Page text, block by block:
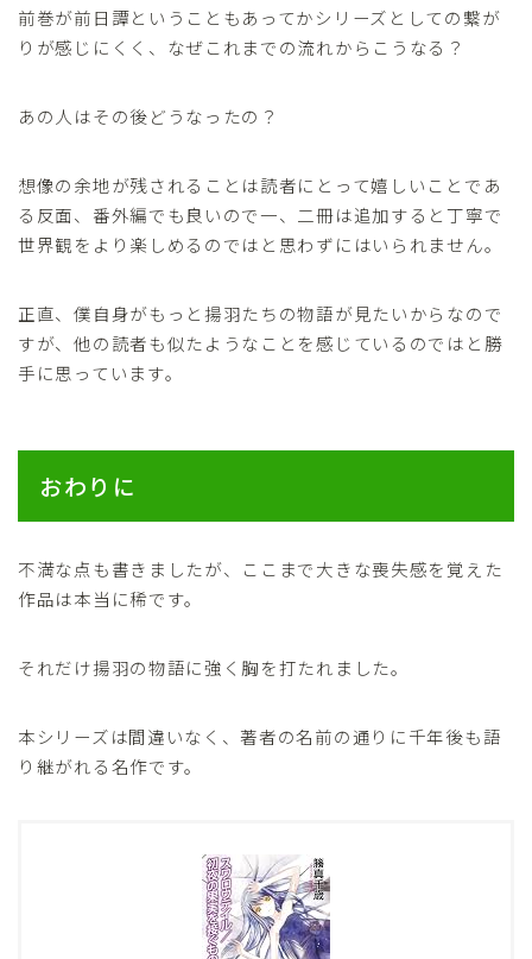
前巻が前日譚ということもあってかシリーズとしての繋が
りが感じにくく、なぜこれまでの流れからこうなる？
あの人はその後どうなったの？
想像の余地が残されることは読者にとって嬉しいことであ
る反面、番外編でも良いので一、二冊は追加すると丁寧で
世界観をより楽しめるのではと思わずにはいられません。
正直、僕自身がもっと揚羽たちの物語が見たいからなので
すが、他の読者も似たようなことを感じているのではと勝
手に思っています。
おわりに
不満な点も書きましたが、ここまで大きな喪失感を覚えた
作品は本当に稀です。
それだけ揚羽の物語に強く胸を打たれました。
本シリーズは間違いなく、著者の名前の通りに千年後も語
り継がれる名作です。